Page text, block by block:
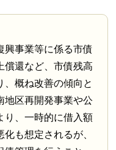
興事業等に係る市債
償還など、市債残高
、概ね改善の傾向と
地区再開発事業や公
り、一時的に借入額
も想定されるが、